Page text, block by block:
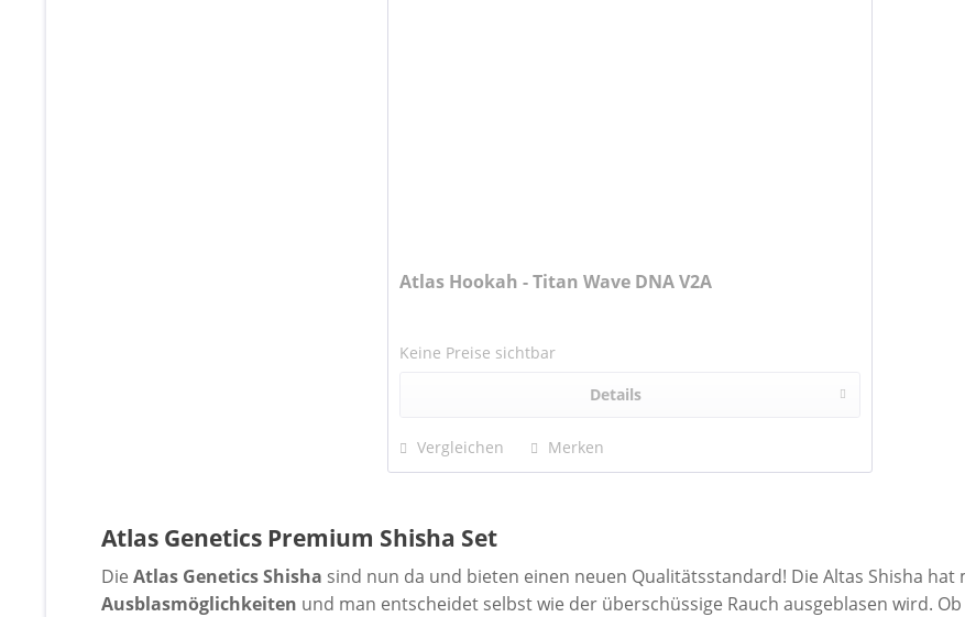
Atlas Hookah - Titan Wave DNA V2A
Keine Preise sichtbar
Details
Vergleichen Merken
Atlas Genetics Premium Shisha Set
Die Atlas Genetics Shisha sind nun da und bieten einen neuen Qualitätsstandard! Die Altas Shisha hat
Ausblasmöglichkeiten und man entscheidet selbst wie der überschüssige Rauch ausgeblasen wird.